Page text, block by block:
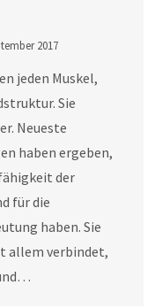
2017
jeden Muskel,
Sie
Neueste
haben ergeben,
der
für die
haben. Sie
allem verbindet,